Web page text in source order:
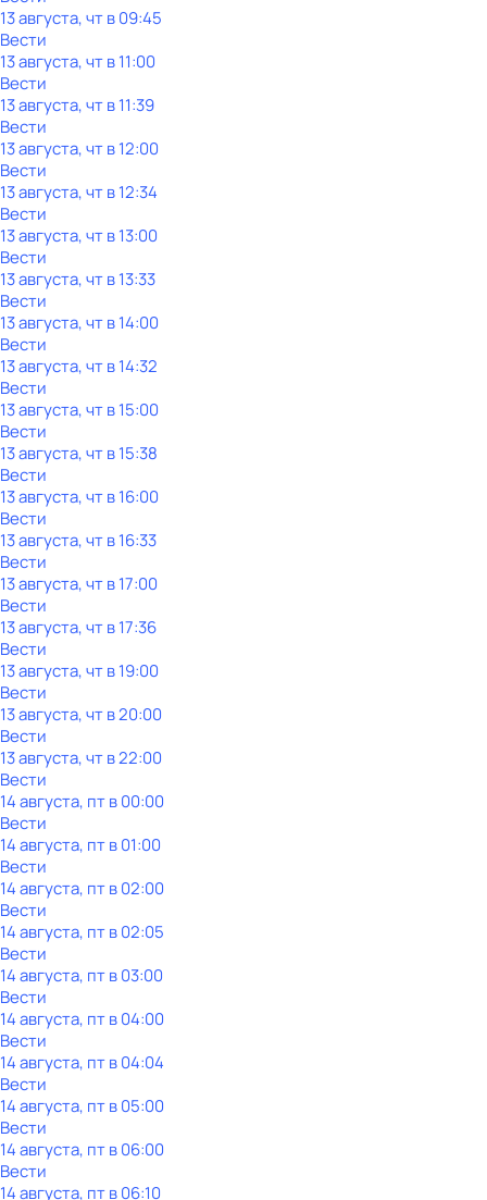
13 августа, чт в 09:45
Вести
13 августа, чт в 11:00
Вести
13 августа, чт в 11:39
Вести
13 августа, чт в 12:00
Вести
13 августа, чт в 12:34
Вести
13 августа, чт в 13:00
Вести
13 августа, чт в 13:33
Вести
13 августа, чт в 14:00
Вести
13 августа, чт в 14:32
Вести
13 августа, чт в 15:00
Вести
13 августа, чт в 15:38
Вести
13 августа, чт в 16:00
Вести
13 августа, чт в 16:33
Вести
13 августа, чт в 17:00
Вести
13 августа, чт в 17:36
Вести
13 августа, чт в 19:00
Вести
13 августа, чт в 20:00
Вести
13 августа, чт в 22:00
Вести
14 августа, пт в 00:00
Вести
14 августа, пт в 01:00
Вести
14 августа, пт в 02:00
Вести
14 августа, пт в 02:05
Вести
14 августа, пт в 03:00
Вести
14 августа, пт в 04:00
Вести
14 августа, пт в 04:04
Вести
14 августа, пт в 05:00
Вести
14 августа, пт в 06:00
Вести
14 августа, пт в 06:10